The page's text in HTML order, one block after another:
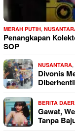
MERAH PUTIH,
Penangkapan
SOP
NUSANTARA,
Divonis
BERITA
Gawat,
Tanpa